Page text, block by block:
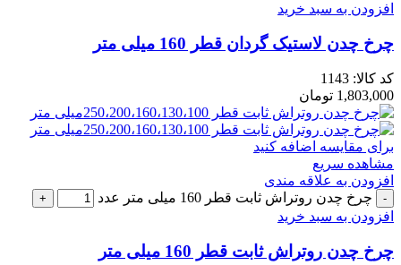
افزودن به سبد خرید
چرخ چدن لاستیک گردان قطر 160 میلی متر
کد کالا: 1143
1,803,000 تومان
برای مقایسه اضافه کنید
مشاهده سریع
افزودن به علاقه مندی
چرخ چدن روتراش ثابت قطر 160 میلی متر عدد
افزودن به سبد خرید
چرخ چدن روتراش ثابت قطر 160 میلی متر